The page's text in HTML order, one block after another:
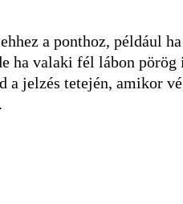
a ponthoz, például
ha valaki fél lábon
a jelzés tetején, amikor